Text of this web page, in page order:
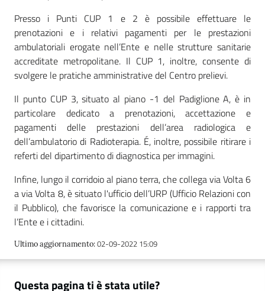
Presso i Punti CUP 1 e 2 è possibile effettuare le
prenotazioni e i relativi pagamenti per le prestazioni
ambulatoriali erogate nell’Ente e nelle strutture sanitarie
accreditate metropolitane. Il CUP 1, inoltre, consente di
svolgere le pratiche amministrative del Centro prelievi.
Il punto CUP 3, situato al piano -1 del Padiglione A, è in
particolare dedicato a prenotazioni, accettazione e
pagamenti delle prestazioni dell’area radiologica e
dell’ambulatorio di Radioterapia. É, inoltre, possibile ritirare i
referti del dipartimento di diagnostica per immagini.
Infine, lungo il corridoio al piano terra, che collega via Volta 6
a via Volta 8, è situato l'ufficio dell’URP (Ufficio Relazioni con
il Pubblico), che favorisce la comunicazione e i rapporti tra
l’Ente e i cittadini.
Ultimo aggiornamento:02-09-2022 15:09
Questa pagina ti è stata utile?